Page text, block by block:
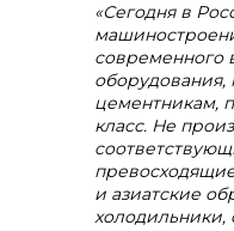
+7 (423)
«Сегодня в
современного
оборудования,
цементникам,
класс. Не
и азиатские
холодильники,